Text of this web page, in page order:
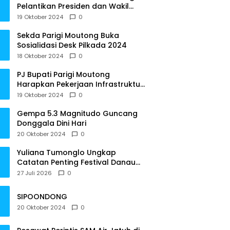
Pelantikan Presiden dan Wakil
Presiden RI
19 Oktober 2024 0
Sekda Parigi Moutong Buka
Sosialidasi Desk Pilkada 2024
18 Oktober 2024 0
PJ Bupati Parigi Moutong
Harapkan Pekerjaan Infrastruktur
Tepat Waktu
19 Oktober 2024 0
Gempa 5.3 Magnitudo Guncang
Donggala Dini Hari
20 Oktober 2024 0
Yuliana Tumonglo Ungkap
Catatan Penting Festival Danau
Lindu: Parkir hingga Toilet Harus
27 Juli 2026 0
SIPOONDONG
20 Oktober 2024 0